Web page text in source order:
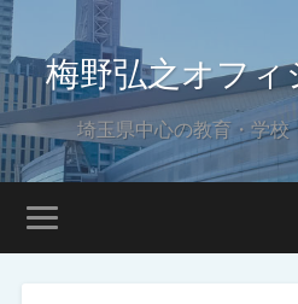
梅野弘之オフ
埼玉県中心の教育・学校